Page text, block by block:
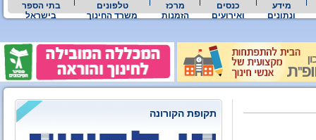
מידע
ונתונים
כנסים
ואירועים
מרכז
הזמנות
טלפונים
משרד החינוך
בתי הספר
בישראל
תקופת הקורונה